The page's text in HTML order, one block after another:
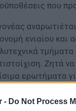
- Do Not Process
που
ενιαίου και
τμήματα
Ζητά
ερωτήματα